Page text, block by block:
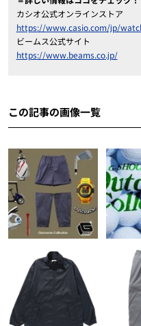
カシオ公式オンラインストア
https://www.casio.com/jp/
ビームス公式サイト
https://www.beams.co.jp/
この記事の画像一覧